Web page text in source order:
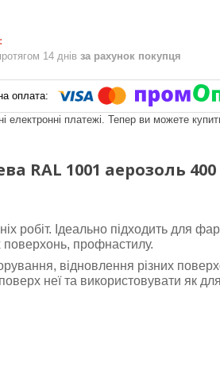
14 днів за рахунок покупця
електронні платежі. Тепер ви можете
RAL 1001 аерозоль
робіт. Ідеально підходить для
поверхонь, профнастилу.
відновлення різних
неї та використовувати як для